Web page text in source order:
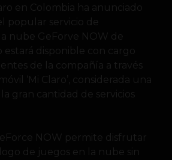
en Colombia ha anunciado
popular servicio de
nube GeForve NOW de
estará disponible con cargo
de la compañía a través
‘Mi Claro’, considerada una
gran cantidad de servicios
NOW permite disfrutar
de juegos en la nube sin